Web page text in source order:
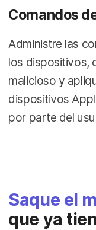
Comandos
Administre las
los dispositivos,
malicioso y
dispositivos
por parte del
Saque el
que ya